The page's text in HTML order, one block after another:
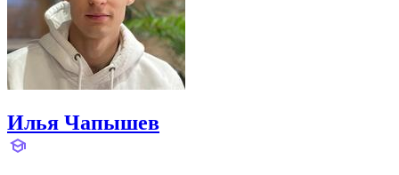
Илья Чапышев